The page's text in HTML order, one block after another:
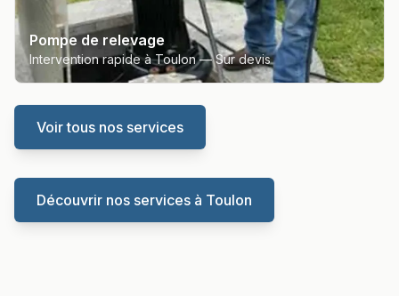
Pompe de relevage
Intervention rapide à Toulon —Sur devis
Voir tous nos services
Découvrir nos services à Toulon